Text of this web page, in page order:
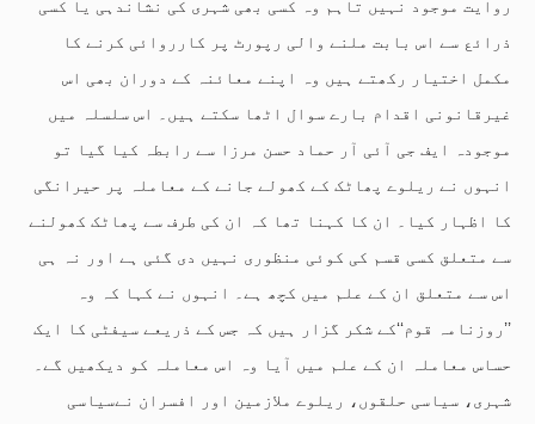
روایت موجود نہیں تاہم وہ کسی بھی شہری کی نشاندہی یا کسی
ذرائع سے اس بابت ملنے والی رپورٹ پر کارروائی کرنے کا
مکمل اختیار رکھتے ہیں وہ اپنے معائنہ کے دوران بھی اس
غیرقانونی اقدام بارے سوال اٹھا سکتے ہیں۔ اس سلسلہ میں
موجودہ ایف جی آئی آر حماد حسن مرزا سے رابطہ کیا گیا تو
انہوں نے ریلوے پھاٹک کے کھولے جانے کے معاملہ پر حیرانگی
کا اظہار کیا۔ ان کا کہنا تھا کہ ان کی طرف سے پھاٹک کھولنے
سے متعلق کسی قسم کی کوئی منظوری نہیں دی گئی ہے اور نہ ہی
اس سے متعلق ان کے علم میں کچھ ہے۔ انہوں نے کہا کہ وہ
’’روزنامہ قوم‘‘کے شکر گزار ہیں کہ جس کے ذریعے سیفٹی کا ایک
حساس معاملہ ان کے علم میں آیا وہ اس معاملہ کو دیکھیں گے۔
شہری، سیاسی حلقوں، ریلوے ملازمین اور افسران نےسیاسی